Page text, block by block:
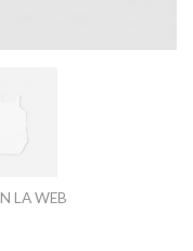
LA WEB